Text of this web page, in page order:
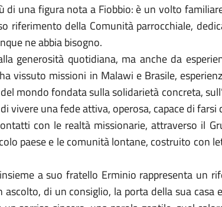
una figura nota a Fiobbio: è un volto
riferimento della Comunità parrocchiale,
ne abbia bisogno.
generosità quotidiana, ma anche da
vissuto missioni in Malawi e Brasile,
mondo fondata sulla solidarietà concreta,
vivere una fede attiva, operosa, capace di
con le realtà missionarie, attraverso il
paese e le comunità lontane, costruito con
a suo fratello Erminio rappresenta un
di un consiglio, la porta della sua casa